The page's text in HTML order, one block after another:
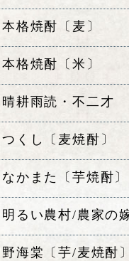
本格焼酎〔麦〕
本格焼酎〔米〕
晴耕雨読・不二才
つくし〔麦焼酎〕
なかまた〔芋焼酎〕
明るい農村/農家の
野海棠〔芋/麦焼酎〕